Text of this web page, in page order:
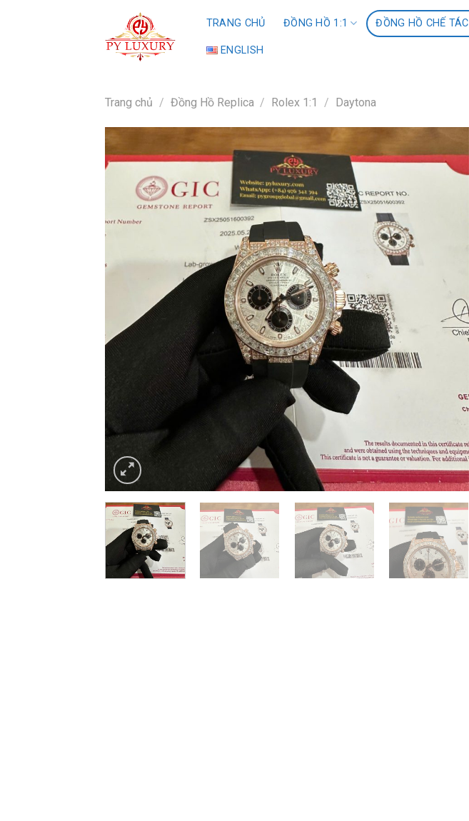
TRANG CHỦ ĐỒNG HỒ 1:1 ĐỒNG HỒ CHẾ TÁC
ENGLISH
Trang chủ / Đồng Hồ Replica / Rolex 1:1 / Daytona